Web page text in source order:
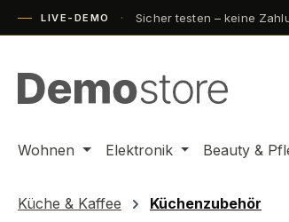
Hauptinhalt springen
Zur Suche springen
Zur Hauptnavigation springen
LIVE-DEMO Sicher testen – keine
Wohnen Elektronik Beauty &
Küche & Kaffee Küchenzubehör